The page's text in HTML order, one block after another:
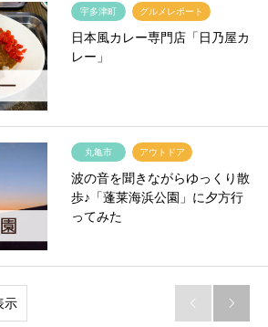
宇多津町 グルメレポート
日本風カレー専門店「日乃屋カ
レー」
丸亀市 アウトドア
波の音を聞きながらゆっくり散
歩♪「蓬莱海浜公園」に夕方行
ってみた
示  